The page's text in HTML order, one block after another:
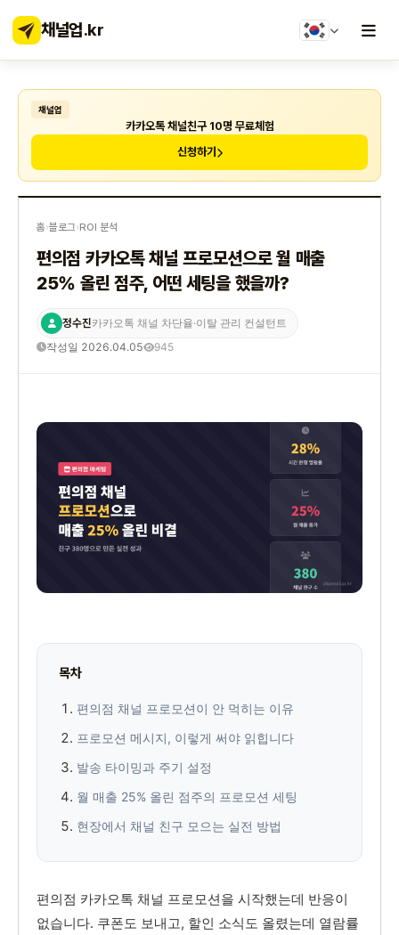
채널업.kr
채널업
카카오톡 채널친구 10명 무료체험
신청하기
홈›블로그›ROI 분석
편의점 카카오톡 채널 프로모션으로 월 매출
25% 올린 점주, 어떤 세팅을 했을까?
정수진카카오톡 채널 차단율·이탈 관리 컨설턴트
작성일 2026.04.05 945
목차
편의점 채널 프로모션이 안 먹히는 이유
프로모션 메시지, 이렇게 써야 읽힙니다
발송 타이밍과 주기 설정
월 매출 25% 올린 점주의 프로모션 세팅
현장에서 채널 친구 모으는 실전 방법
편의점 카카오톡 채널 프로모션을 시작했는데 반응이
없습니다. 쿠폰도 보내고, 할인 소식도 올렸는데 열람률